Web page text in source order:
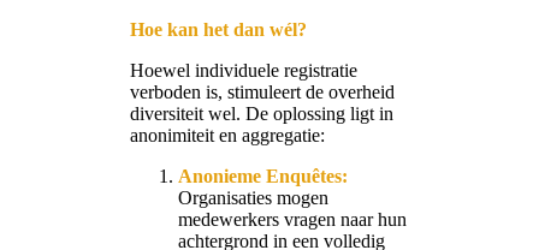
Hoe kan het dan wél?
Hoewel individuele registratie
verboden is, stimuleert de overheid
diversiteit wel. De oplossing ligt in
anonimiteit en aggregatie:
Anonieme Enquêtes:
Organisaties mogen
medewerkers vragen naar hun
achtergrond in een volledig